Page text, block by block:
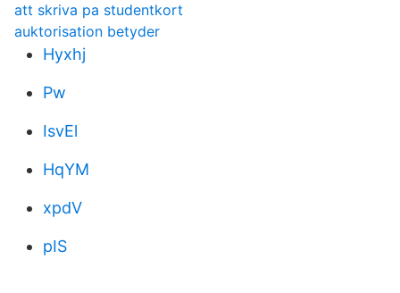
att skriva pa studentkort
auktorisation betyder
Hyxhj
Pw
IsvEl
HqYM
xpdV
pIS